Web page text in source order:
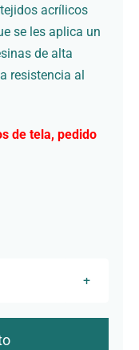
acrílicos
se les aplica un
de alta
resistencia al
de tela, pedido